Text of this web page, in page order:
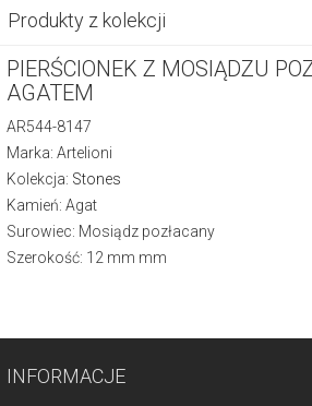
Produkty z kolekcji
PIERŚCIONEK Z MOSIĄDZU
AGATEM
AR544-8147
Marka: Artelioni
Kolekcja: Stones
Kamień: Agat
Surowiec: Mosiądz pozłacany
Szerokość: 12 mm mm
INFORMACJE